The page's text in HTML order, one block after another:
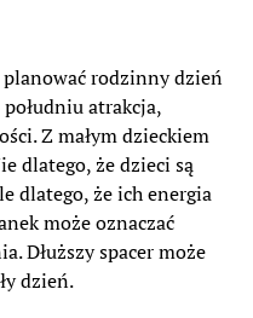
rodzinny dzień
atrakcja,
Z małym dzieckiem
dlatego, że dzieci są
dlatego, że ich energia
może oznaczać
Dłuższy spacer może
dzień.